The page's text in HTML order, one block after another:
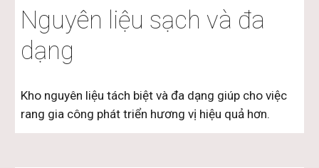
Nguyên liệu sạch và đa
dạng
Kho nguyên liệu tách biệt và đa dạng giúp cho việc
rang gia công phát triển hương vị hiệu quả hơn.